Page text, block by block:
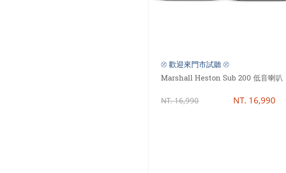
⦼ 歡迎來門市試聽 ⦼
Marshall Heston Sub 200 低音喇叭
NT.16,990 NT. 16,990